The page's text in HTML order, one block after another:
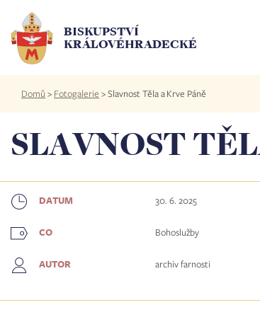
hlavnímu
obsahu
BISKUPSTVÍ
KRÁLOVÉHRADECKÉ
Drobečková
navigace
Domů > Fotogalerie >Slavnost Těla a Krve Páně
SLAVNOST
DATUM 30. 6. 2025
CO Bohoslužby
AUTOR archiv farnosti